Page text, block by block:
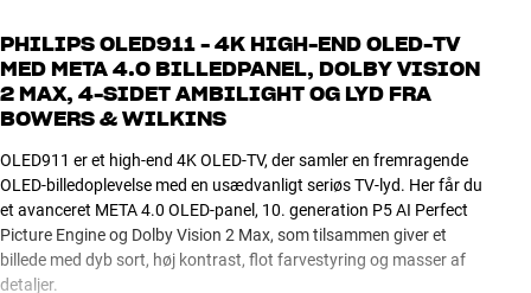
PHILIPS OLED911 - 4K HIGH-END OLED-TV
MED META 4.0 BILLEDPANEL, DOLBY VISION
2 MAX, 4-SIDET AMBILIGHT OG LYD FRA
BOWERS & WILKINS
OLED911 er et high-end 4K OLED-TV, der samler en fremragende
OLED-billedoplevelse med en usædvanligt seriøs TV-lyd. Her får du
et avanceret META 4.0 OLED-panel, 10. generation P5 AI Perfect
Picture Engine og Dolby Vision 2 Max, som tilsammen giver et
billede med dyb sort, høj kontrast, flot farvestyring og masser af
detaljer.